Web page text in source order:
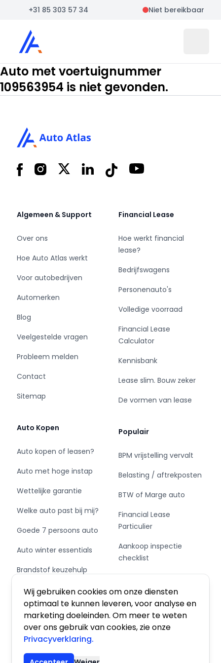
Wij gebruiken cookies om onze diensten
optimaal te kunnen leveren, voor analyse en
marketing doeleinden. Om meer te weten
over ons gebruik van cookies, zie onze
Privacyverklaring.
+31 85 303 57 34 Niet bereikbaar
Auto Atlas
Auto met voertuignummer
109563954 is niet gevonden.
FacebookInstagram
X LinkedInTiktok YouTube
Algemeen & Support
Over ons
Hoe Auto Atlas werkt
Voor autobedrijven
Automerken
Blog
Veelgestelde vragen
Probleem melden
Contact
Sitemap
Auto Kopen
Auto kopen of leasen?
Auto met hoge instap
Wettelijke garantie
Welke auto past bij mij?
Goede 7 persoons auto
Auto winter essentials
Brandstof keuzehulp
Schakel of automaat?
Financial Lease
Hoe werkt financial
lease?
Bedrijfswagens
Personenauto's
Volledige voorraad
Financial Lease
Calculator
Kennisbank
Lease slim. Bouw zeker
De vormen van lease
Populair
BPM vrijstelling vervalt
Belasting / aftrekposten
BTW of Marge auto
Financial Lease
Particulier
Aankoop inspectie
checklist
Private Leasen,
Financieren of Kopen?